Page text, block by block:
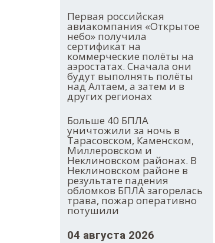
Первая российская
авиакомпания «Открытое
небо» получила
сертификат на
коммерческие полёты на
аэростатах. Сначала они
будут выполнять полёты
над Алтаем, а затем и в
других регионах
Больше 40 БПЛА
уничтожили за ночь в
Тарасовском, Каменском,
Миллеровском и
Неклиновском районах. В
Неклиновском районе в
результате падения
обломков БПЛА загорелась
трава, пожар оперативно
потушили
04 августа 2026